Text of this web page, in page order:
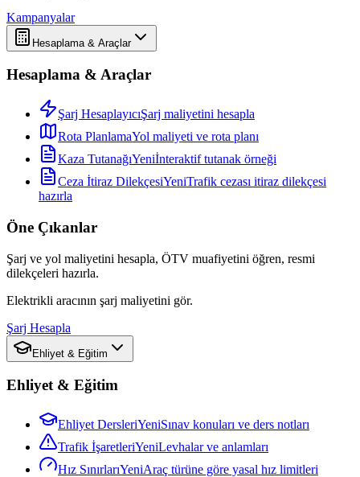
Kampanyalar
Hesaplama & Araçlar
Hesaplama & Araçlar
Şarj HesaplayıcıŞarj maliyetini hesapla
Rota PlanlamaYol maliyeti ve rota planı
Kaza TutanağıYeniİnteraktif tutanak örneği
Ceza İtiraz DilekçesiYeniTrafik cezası itiraz dilekçesi
hazırla
Öne Çıkanlar
Şarj ve yol maliyetini hesapla, ÖTV muafiyetini öğren, resmi
dilekçeleri hazırla.
Elektrikli aracının şarj maliyetini gör.
Şarj Hesapla
Ehliyet & Eğitim
Ehliyet & Eğitim
Ehliyet DersleriYeniSınav konuları ve ders notları
Trafik İşaretleriYeniLevhalar ve anlamları
Hız SınırlarıYeniAraç türüne göre yasal hız limitleri